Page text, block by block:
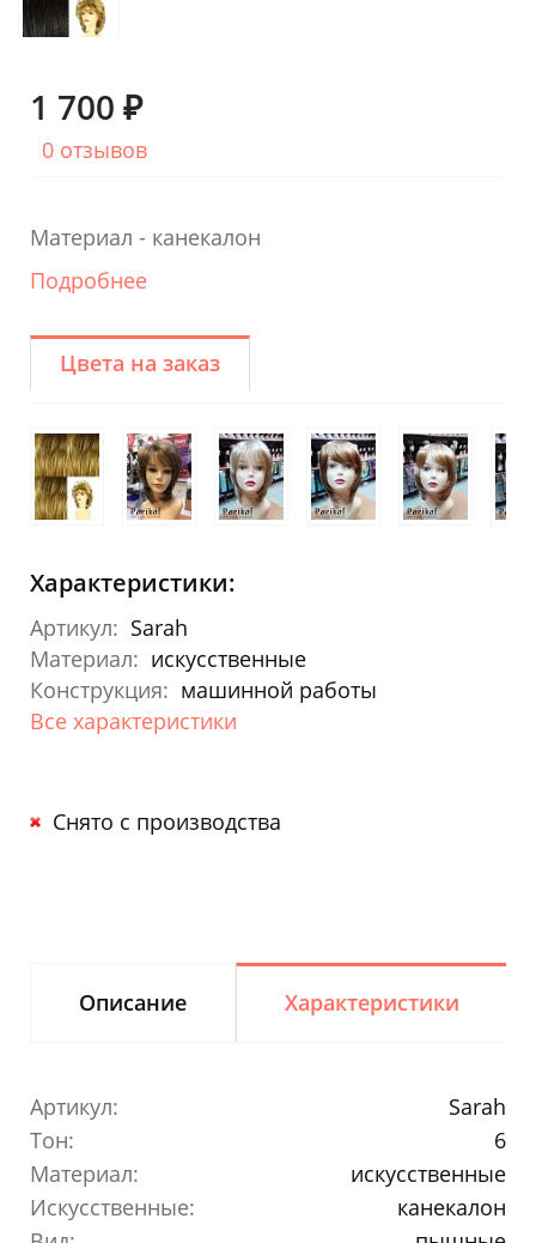
1 700 ₽
0 отзывов
Материал - канекалон
Подробнее
Цвета на заказ
Характеристики:
Артикул: Sarah
Материал: искусственные
Конструкция: машинной работы
Все характеристики
Снято с производства
Описание Характеристики
Артикул:
Sarah
Тон:
6
Материал:
искусственные
Искусственные:
канекалон